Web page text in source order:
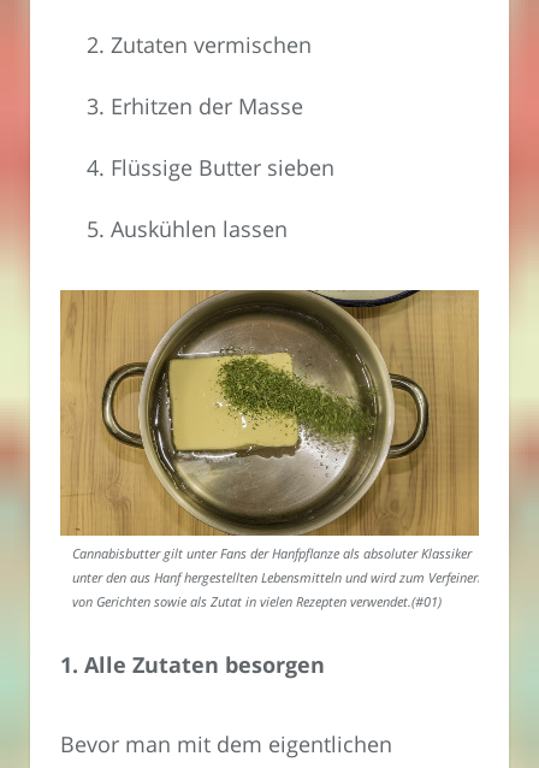
Zutaten vermischen
Erhitzen der Masse
Flüssige Butter sieben
Auskühlen lassen
Cannabisbutter gilt unter Fans der Hanfpflanze als absoluter Klassiker
unter den aus Hanf hergestellten Lebensmitteln und wird zum Verfeinern
von Gerichten sowie als Zutat in vielen Rezepten verwendet.(#01)
1. Alle Zutaten besorgen
Bevor man mit dem eigentlichen